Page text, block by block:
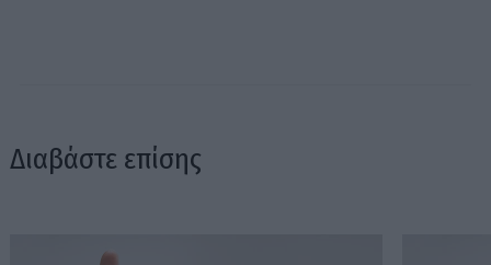
Διαβάστε επίσης